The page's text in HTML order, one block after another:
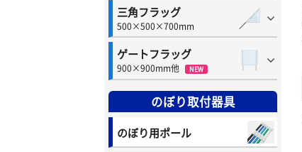
三角フラッグ
500×500×700mm
ゲートフラッグ
900×900mm他 NEW
のぼり取付器具
のぼり用ポール